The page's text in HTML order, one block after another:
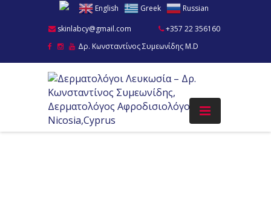
English Greek
Russian
skinlabcy@gmail.com
+357 22 356160
Δρ. Κωνσταντίνος Συμεωνίδης M.D